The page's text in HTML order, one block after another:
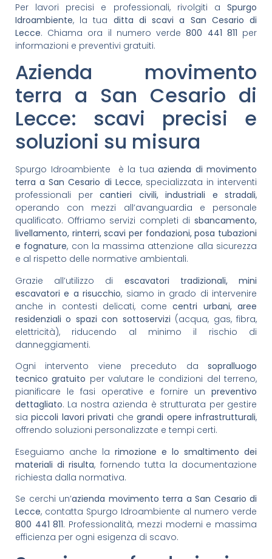
Per lavori precisi e professionali, rivolgiti a Spurgo
Idroambiente, la tua ditta di scavi a San Cesario di
Lecce. Chiama ora il numero verde800 441 811 per
informazioni e preventivi gratuiti.
Azienda movimento
terra a San Cesario di
Lecce: scavi precisi e
soluzioni su misura
Spurgo Idroambiente è la tua azienda di movimento
terra a San Cesario di Lecce, specializzata in interventi
professionali per cantieri civili, industriali e stradali,
operando con mezzi all’avanguardia e personale
qualificato. Offriamo servizi completi di sbancamento,
livellamento, rinterri, scavi per fondazioni, posa tubazioni
e fognature, con la massima attenzione alla sicurezza
e al rispetto delle normative ambientali.
Grazie all’utilizzo di escavatori tradizionali, mini
escavatori e a risucchio, siamo in grado di intervenire
anche in contesti delicati, comecentri urbani, aree
residenziali o spazi con sottoservizi (acqua, gas, fibra,
elettricità), riducendo al minimo il rischio di
danneggiamenti.
Ogni intervento viene preceduto da sopralluogo
tecnico gratuito per valutare le condizioni del terreno,
pianificare le fasi operative e fornire un preventivo
dettagliato. La nostra azienda è strutturata per gestire
siapiccoli lavori privati chegrandi opere infrastrutturali,
offrendo soluzioni personalizzate e tempi certi.
Eseguiamo anche la rimozione e lo smaltimento dei
materiali di risulta, fornendo tutta la documentazione
richiesta dalla normativa.
Se cerchi un’azienda movimento terra a San Cesario di
Lecce, contatta Spurgo Idroambiente al numero verde
800 441 811. Professionalità, mezzi moderni e massima
efficienza per ogni esigenza di scavo.